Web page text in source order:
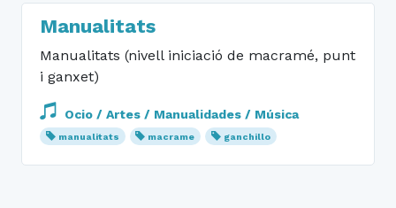
Manualitats
Manualitats (nivell iniciació de macramé, punt
i ganxet)
Ocio / Artes / Manualidades / Música
manualitats macrame ganchillo